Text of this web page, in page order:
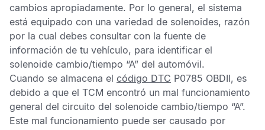
cambios apropiadamente. Por lo general, el sistema
está equipado con una variedad de solenoides, razón
por la cual debes consultar con la fuente de
información de tu vehículo, para identificar el
solenoide cambio/tiempo “A” del automóvil.
Cuando se almacena el código DTC P0785 OBDII, es
debido a que el TCM encontró un mal funcionamiento
general del circuito del solenoide cambio/tiempo “A”.
Este mal funcionamiento puede ser causado por